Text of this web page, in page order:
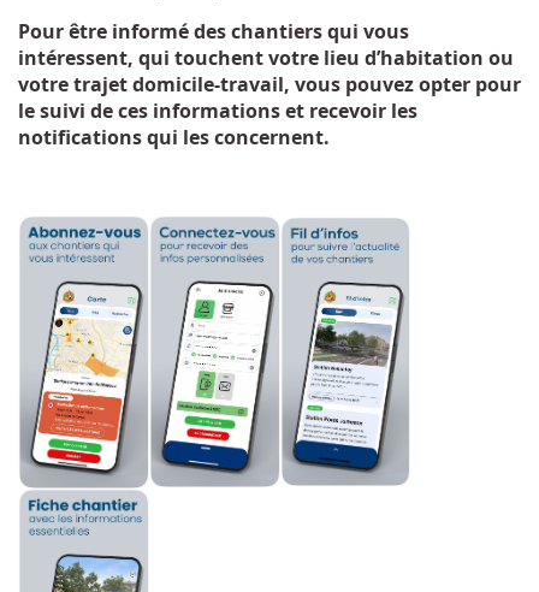
Pour être informé des chantiers qui vous
intéressent, qui touchent votre lieu d’habitation ou
votre trajet domicile-travail, vous pouvez opter pour
le suivi de ces informations et recevoir les
notifications qui les concernent.